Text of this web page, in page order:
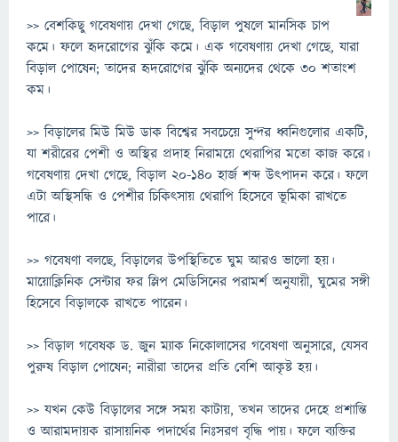
>> বেশকিছু গবেষণায় দেখা গেছে, বিড়াল পুষলে মানসিক চাপ
কমে। ফলে হৃদরোগের ঝুঁকি কমে। এক গবেষণায় দেখা গেছে, যারা
বিড়াল পোষেন; তাদের হৃদরোগের ঝুঁকি অন্যদের থেকে ৩০ শতাংশ
কম।
>> বিড়ালের মিউ মিউ ডাক বিশ্বের সবচেয়ে সুন্দর ধ্বনিগুলোর একটি,
যা শরীরের পেশী ও অস্থির প্রদাহ নিরাময়ে থেরাপির মতো কাজ করে।
গবেষণায় দেখা গেছে, বিড়াল ২০-১৪০ হার্জ শব্দ উৎপাদন করে। ফলে
এটা অস্থিসন্ধি ও পেশীর চিকিৎসায় থেরাপি হিসেবে ভূমিকা রাখতে
পারে।
>> গবেষণা বলছে, বিড়ালের উপস্থিতিতে ঘুম আরও ভালো হয়।
মায়োক্লিনিক সেন্টার ফর স্লিপ মেডিসিনের পরামর্শ অনুযায়ী, ঘুমের সঙ্গী
হিসেবে বিড়ালকে রাখতে পারেন।
>> বিড়াল গবেষক ড. জুন ম্যাক নিকোলাসের গবেষণা অনুসারে, যেসব
পুরুষ বিড়াল পোষেন; নারীরা তাদের প্রতি বেশি আকৃষ্ট হয়।
>> যখন কেউ বিড়ালের সঙ্গে সময় কাটায়, তখন তাদের দেহে প্রশান্তি
ও আরামদায়ক রাসায়নিক পদার্থের নিঃসরণ বৃদ্ধি পায়। ফলে ব্যক্তির